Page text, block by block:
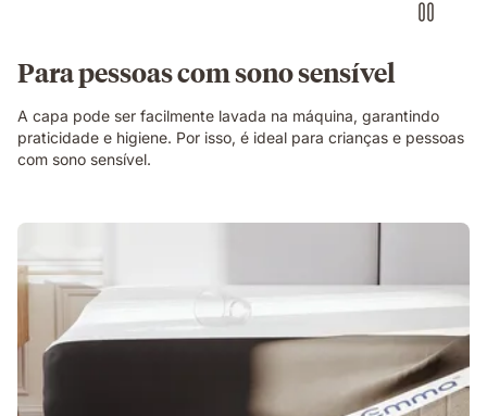
Para pessoas com sono sensível
A capa pode ser facilmente lavada na máquina, garantindo
praticidade e higiene. Por isso, é ideal para crianças e pessoas
com sono sensível.